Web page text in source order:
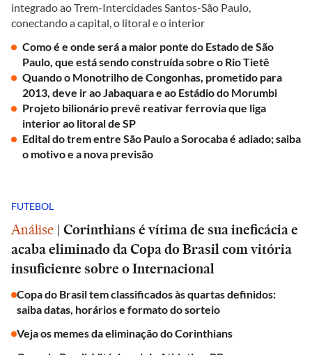
integrado ao Trem-Intercidades Santos-São Paulo,
conectando a capital, o litoral e o interior
Como é e onde será a maior ponte do Estado de São
Paulo, que está sendo construída sobre o Rio Tietê
Quando o Monotrilho de Congonhas, prometido para
2013, deve ir ao Jabaquara e ao Estádio do Morumbi
Projeto bilionário prevê reativar ferrovia que liga
interior ao litoral de SP
Edital do trem entre São Paulo a Sorocaba é adiado; saiba
o motivo e a nova previsão
FUTEBOL
Análise | Corinthians é vítima de sua ineficácia e
acaba eliminado da Copa do Brasil com vitória
insuficiente sobre o Internacional
Copa do Brasil tem classificados às quartas definidos:
saiba datas, horários e formato do sorteio
Veja os memes da eliminação do Corinthians